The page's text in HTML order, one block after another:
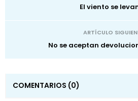
El viento se
ARTÍCULO
No se aceptan
COMENTARIOS (0)